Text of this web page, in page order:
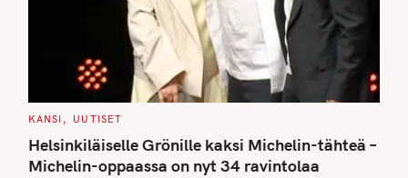
C
T
E
G
O
KANSI UUTISET
Helsinkiläiselle Grönille kaksi Michelin-tähteä –
Michelin-oppaassa on nyt 34 ravintolaa